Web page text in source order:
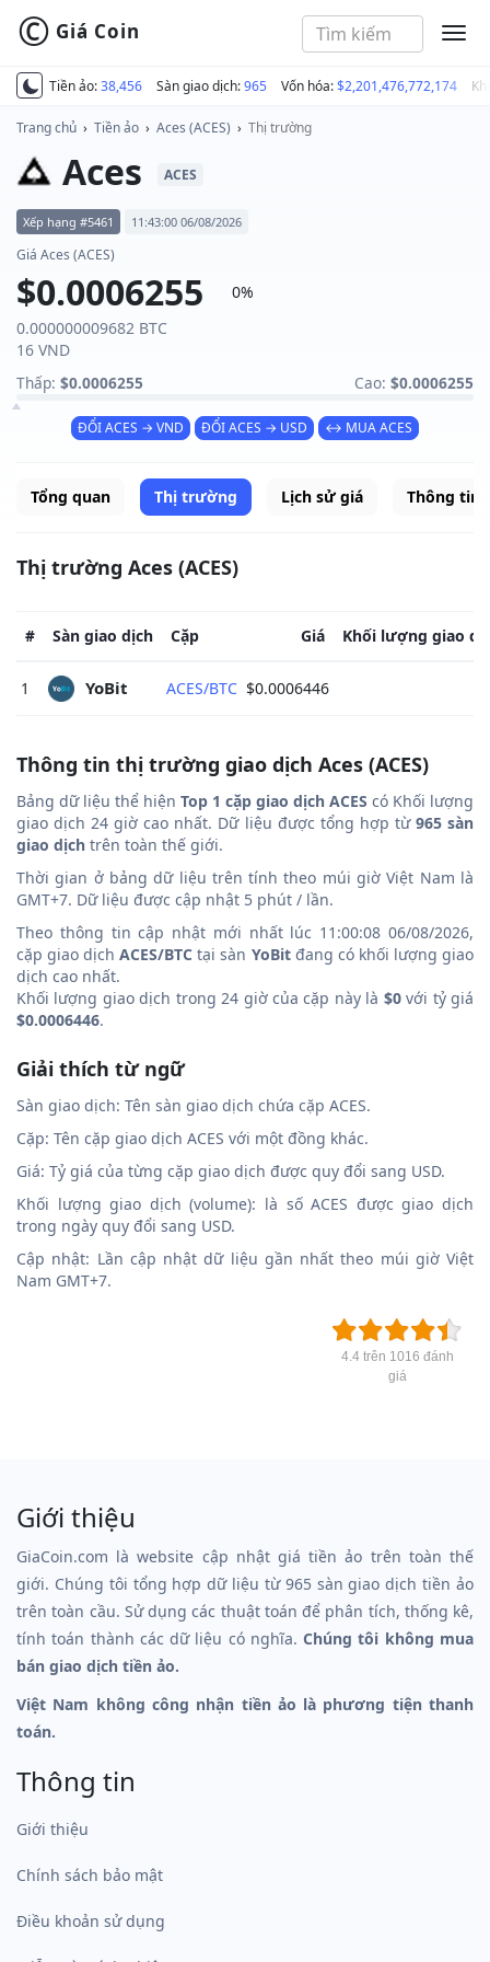
Tiền ảo:38,456 Sàn giao dịch:965 Vốn hóa:$2,201,476,772,174
© Giá Coin
Trang chủ › Tiền ảo › Aces (ACES) › Thị trường
Aces ACES
Xếp hạng #5461 11:43:00 06/08/2026
Giá Aces (ACES)
$0.0006255
0%
0.000000009682 BTC
16 VND
Thấp: $0.0006255 Cao: $0.0006255
ĐỔI ACES → VND ĐỔI ACES → USD ↔ MUA ACES
Tổng quan Thị trường Lịch sử giá Thông tin
Thị trường Aces (ACES)
# Sàn giao dịch Cặp Giá Khối lượng giao
1 YoBit ACES/BTC $0.0006446
Thông tin thị trường giao dịch Aces (ACES)
Bảng dữ liệu thể hiện Top 1 cặp giao dịch ACES có Khối lượng
giao dịch 24 giờ cao nhất. Dữ liệu được tổng hợp từ 965 sàn
giao dịch trên toàn thế giới.
Thời gian ở bảng dữ liệu trên tính theo múi giờ Việt Nam là
GMT+7. Dữ liệu được cập nhật 5 phút / lần.
Theo thông tin cập nhật mới nhất lúc 11:00:08 06/08/2026,
cặp giao dịchACES/BTC tại sàn YoBitđang có khối lượng giao
dịch cao nhất.
Khối lượng giao dịch trong 24 giờ của cặp này là $0với tỷ giá
$0.0006446.
Giải thích từ ngữ
Sàn giao dịch: Tên sàn giao dịch chứa cặp ACES.
Cặp: Tên cặp giao dịch ACES với một đồng khác.
Giá: Tỷ giá của từng cặp giao dịch được quy đổi sang USD.
Khối lượng giao dịch (volume): là số ACES được giao dịch
trong ngày quy đổi sang USD.
Cập nhật: Lần cập nhật dữ liệu gần nhất theo múi giờ Việt
Nam GMT+7.
4.4 trên 1016 đánh
giá
Giới thiệu
GiaCoin.com là website cập nhật giá tiền ảo trên toàn thế
giới. Chúng tôi tổng hợp dữ liệu từ 965 sàn giao dịch tiền ảo
trên toàn cầu. Sử dụng các thuật toán để phân tích, thống kê,
tính toán thành các dữ liệu có nghĩa.Chúng tôi không mua
bán giao dịch tiền ảo.
Việt Nam không công nhận tiền ảo là phương tiện thanh
toán.
Thông tin
Giới thiệu
Chính sách bảo mật
Điều khoản sử dụng